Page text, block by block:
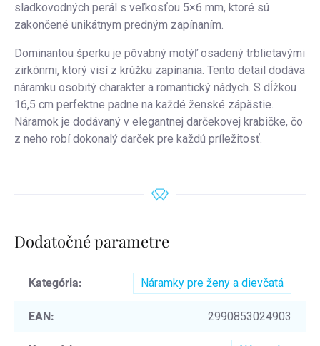
sladkovodných perál s veľkosťou 5×6 mm, ktoré sú
zakončené unikátnym predným zapínaním.
Dominantou šperku je pôvabný motýľ osadený trblietavými
zirkónmi, ktorý visí z krúžku zapínania. Tento detail dodáva
náramku osobitý charakter a romantický nádych. S dĺžkou
16,5 cm perfektne padne na každé ženské zápästie.
Náramok je dodávaný v elegantnej darčekovej krabičke, čo
z neho robí dokonalý darček pre každú príležitosť.
Dodatočné parametre
Kategória: Náramky pre ženy a dievčatá
EAN: 2990853024903